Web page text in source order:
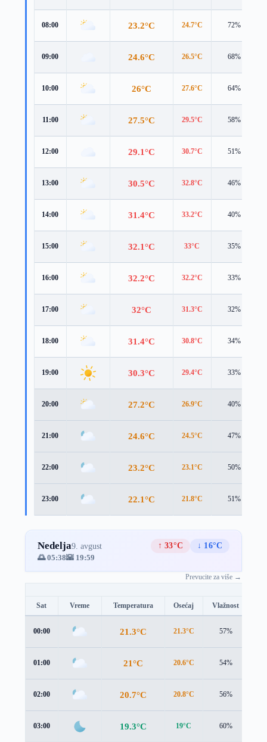
08:00 23.2°C 24.7°C 72%
09:00 24.6°C 26.5°C 68%
10:00 26°C 27.6°C 64%
11:00 27.5°C 29.5°C 58%
12:00 29.1°C 30.7°C 51%
13:00 30.5°C 32.8°C 46%
14:00 31.4°C 33.2°C 40%
15:00 32.1°C 33°C 35%
16:00 32.2°C 32.2°C 33%
17:00 32°C 31.3°C 32%
18:00 31.4°C 30.8°C 34%
19:00 30.3°C 29.4°C 33%
20:00 27.2°C 26.9°C 40%
21:00 24.6°C 24.5°C 47%
22:00 23.2°C 23.1°C 50%
23:00 22.1°C 21.8°C 51%
Nedelja9. avgust ↑ 33°C
↓ 16°C
🌅 05:38🌇 19:59
Prevucite za više →
Sat Vreme Temperatura Osećaj Vlažnost
00:00 21.3°C 21.3°C 57%
01:00 21°C 20.6°C 54%
02:00 20.7°C 20.8°C 56%
03:00 19.3°C 19°C 60%